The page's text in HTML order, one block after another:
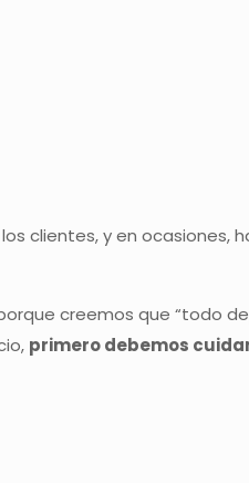
clientes, y en ocasiones,
creemos que “todo
primero debemos